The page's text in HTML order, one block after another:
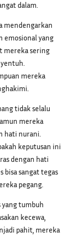
dalam.
mendengarkan
emosional yang
mereka sering
mereka
tidak selalu
mereka
hati nurani.
keputusan ini
dengan hati
bisa sangat tegas
pegang.
yang tumbuh
kecewa,
pahit, mereka